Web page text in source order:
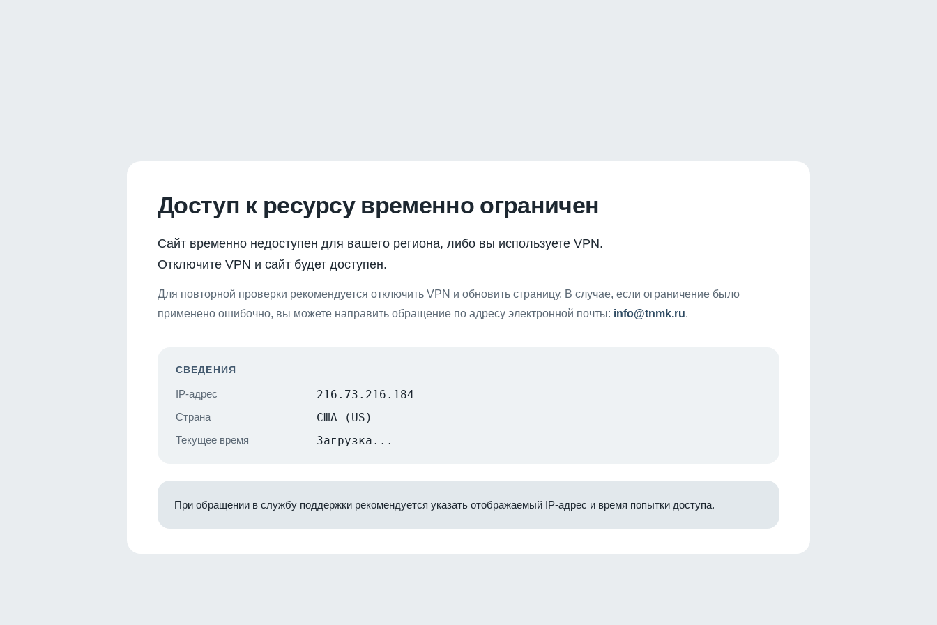
Доступ к ресурсу временно ограничен
Сайт временно недоступен для вашего региона, либо вы используете VPN.
Отключите VPN и сайт будет доступен.
Для повторной проверки рекомендуется отключить VPN и обновить страницу. В случае, если ограничение было
применено ошибочно, вы можете направить обращение по адресу электронной почты: info@tnmk.ru.
СВЕДЕНИЯ
IP-адрес 216.73.216.184
Страна США (US)
Текущее время Загрузка...
При обращении в службу поддержки рекомендуется указать отображаемый IP-адрес и время попытки доступа.